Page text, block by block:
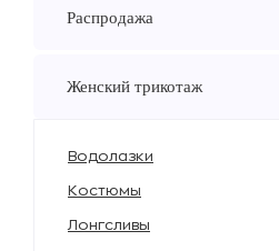
Распродажа
Женский трикотаж
Водолазки
Костюмы
Лонгсливы